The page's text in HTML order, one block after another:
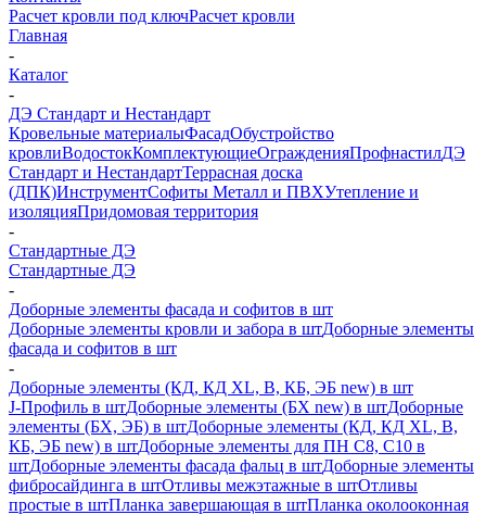
Расчет кровли под ключРасчет кровли
Главная
-
Каталог
-
ДЭ Стандарт и Нестандарт
Кровельные материалыФасадОбустройство
кровлиВодостокКомплектующиеОгражденияПрофнастилДЭ
Стандарт и НестандартТеррасная доска
(ДПК)ИнструментСофиты Металл и ПВХУтепление и
изоляцияПридомовая территория
-
Стандартные ДЭ
Стандартные ДЭ
-
Доборные элементы фасада и софитов в шт
Доборные элементы кровли и забора в штДоборные элементы
фасада и софитов в шт
-
Доборные элементы (КД, КД XL, В, КБ, ЭБ new) в шт
J-Профиль в штДоборные элементы (БХ new) в штДоборные
элементы (БХ, ЭБ) в штДоборные элементы (КД, КД XL, В,
КБ, ЭБ new) в штДоборные элементы для ПН С8, С10 в
штДоборные элементы фасада фальц в штДоборные элементы
фибросайдинга в штОтливы межэтажные в штОтливы
простые в штПланка завершающая в штПланка околооконная